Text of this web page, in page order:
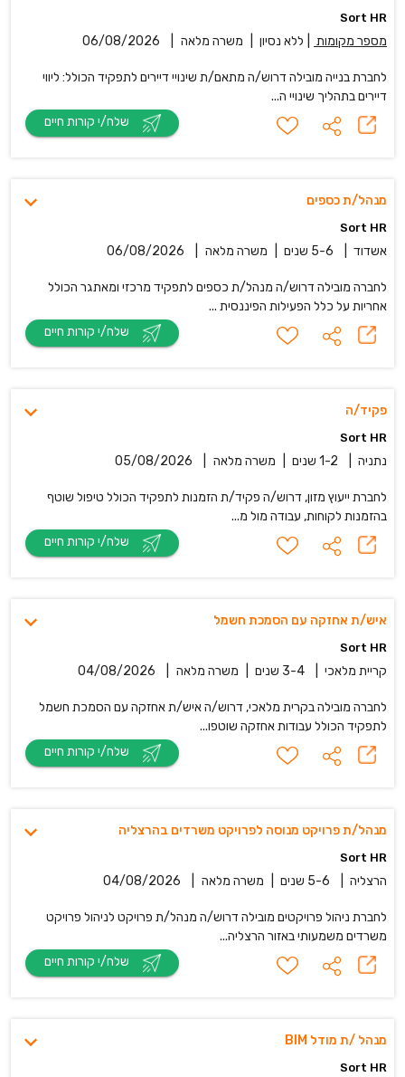
Sort HR
מספר מקומות ללא נסיון משרה מלאה 06/08/2026
לחברת בנייה מובילה דרוש/ה מתאם/ת שינויי דיירים לתפקיד הכולל: ליווי
דיירים בתהליך שינויי ה...
מנהל/ת כספים
Sort HR
אשדוד 5-6 שנים משרה מלאה 06/08/2026
לחברה מובילה דרוש/ה מנהל/ת כספים לתפקיד מרכזי ומאתגר הכולל
אחריות על כלל הפעילות הפיננסית ...
פקיד/ה
Sort HR
נתניה 1-2 שנים משרה מלאה 05/08/2026
לחברת ייעוץ מזון, דרוש/ה פקיד/ת הזמנות לתפקיד הכולל טיפול שוטף
בהזמנות לקוחות, עבודה מול מ...
איש/ת אחזקה עם הסמכת חשמל
Sort HR
קריית מלאכי 3-4 שנים משרה מלאה 04/08/2026
לחברה מובילה בקרית מלאכי, דרוש/ה איש/ת אחזקה עם הסמכת חשמל
לתפקיד הכולל עבודות אחזקה שוטפו...
מנהל/ת פרויקט מנוסה לפרויקט משרדים בהרצליה
Sort HR
הרצליה 5-6 שנים משרה מלאה 04/08/2026
לחברת ניהול פרויקטים מובילה דרוש/ה מנהל/ת פרויקט לניהול פרויקט
משרדים משמעותי באזור הרצליה...
מנהל /ת מודל BIM
Sort HR